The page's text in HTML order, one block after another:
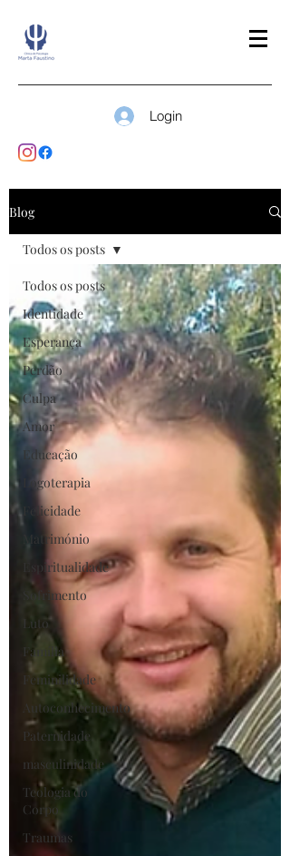
Login
Blog
Todos os posts
Identidade
Esperança
Perdão
Culpa
Amor
Educação
Logoterapia
Felicidade
Matrimónio
Espiritualidade
Sofrimento
Luto
Família
Feminilidade
Autoconhecimento
Paternidade
masculinidade
Teologia do
Corpo
Traumas
Todos os posts